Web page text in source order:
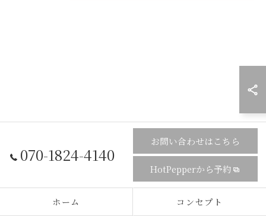
070-1824-4140
お問い合わせはこちら
HotPepperから予約
ホーム コンセプト